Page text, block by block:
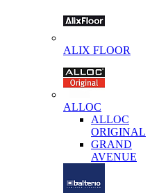
ALIX FLOOR
ALLOC
ALLOC
ORIGINAL
GRAND
AVENUE